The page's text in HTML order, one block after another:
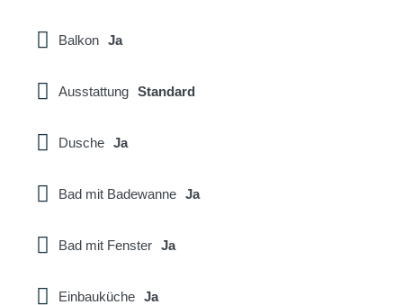
Balkon Ja
Ausstattung Standard
Dusche Ja
Bad mit Badewanne Ja
Bad mit Fenster Ja
Einbauküche Ja